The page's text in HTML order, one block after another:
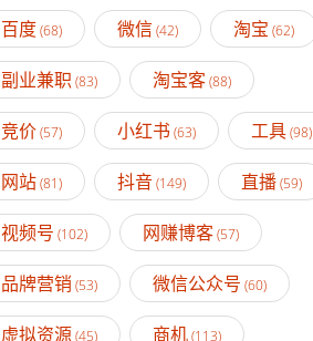
百度(68) 微信(42) 淘宝 (62)
副业兼职 (83) 淘宝客(88)
竞价(57) 小红书 (63) 工具(98)
网站(81) 抖音(149) 直播(59)
视频号 (102) 网赚博客(57)
品牌营销 (53) 微信公众号 (60)
虚拟资源(45) 商机(113)